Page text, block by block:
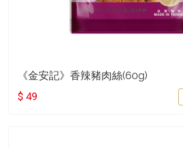
《金安記》香辣豬肉絲(60g)
$ 49